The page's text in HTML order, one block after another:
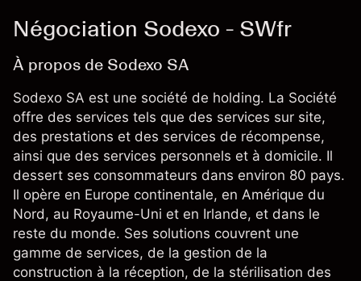
Négociation Sodexo - SWfr
À propos de Sodexo SA
Sodexo SA est une société de holding. La Société
offre des services tels que des services sur site,
des prestations et des services de récompense,
ainsi que des services personnels et à domicile. Il
dessert ses consommateurs dans environ 80 pays.
Il opère en Europe continentale, en Amérique du
Nord, au Royaume-Uni et en Irlande, et dans le
reste du monde. Ses solutions couvrent une
gamme de services, de la gestion de la
construction à la réception, de la stérilisation des